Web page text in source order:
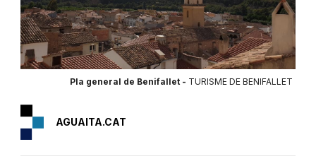
Pla general de Benifallet - TURISME DE BENIFALLET
AGUAITA.CAT